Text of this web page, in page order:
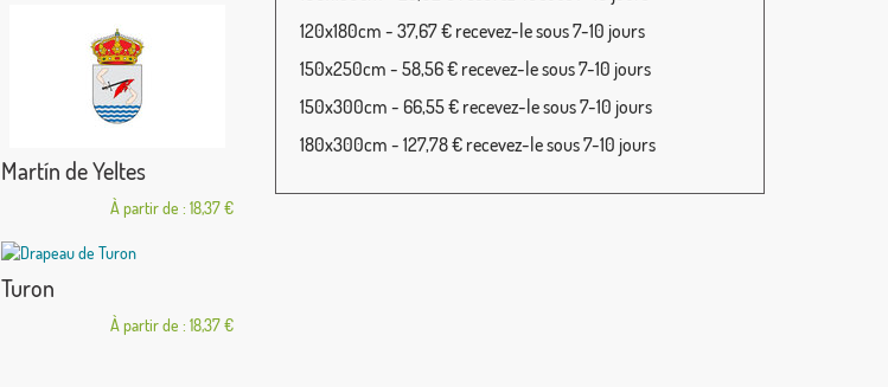
Martín de Yeltes
À partir de : 18,37 €
Turon
À partir de : 18,37 €
120x180cm - 37,67 € recevez-le sous 7-10 jours
150x250cm - 58,56 € recevez-le sous 7-10 jours
150x300cm - 66,55 € recevez-le sous 7-10 jours
180x300cm - 127,78 € recevez-le sous 7-10 jours